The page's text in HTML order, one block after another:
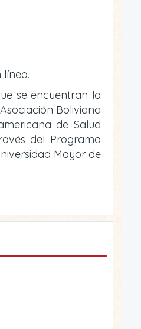
se encuentran la
Boliviana
de Salud
del Programa
Mayor de